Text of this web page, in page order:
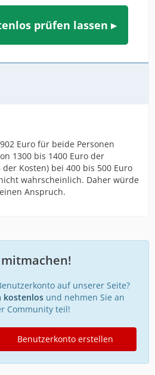
prüfen lassen ▸
Euro für beide Personen
1300 bis 1400 Euro der
Kosten) bei 400 bis 500 Euro
wahrscheinlich. Daher würde
Anspruch.
mitmachen!
auf unserer Seite?
kostenlosund nehmen Sie an
Community teil!
Benutzerkonto erstellen